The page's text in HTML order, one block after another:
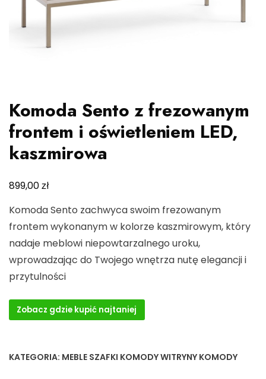
Komoda Sento z frezowanym
frontem i oświetleniem LED,
kaszmirowa
899,00zł
Komoda Sento zachwyca swoim frezowanym
frontem wykonanym w kolorze kaszmirowym, który
nadaje meblowi niepowtarzalnego uroku,
wprowadzając do Twojego wnętrza nutę elegancji i
przytulności
Zobacz gdzie kupić najtaniej
KATEGORIA: MEBLE SZAFKI KOMODY WITRYNY KOMODY